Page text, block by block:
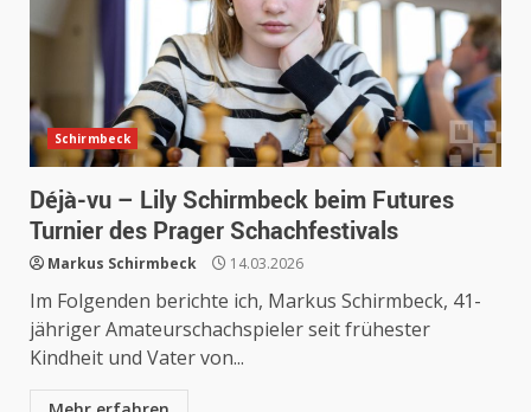
Schirmbeck
Déjà-vu – Lily Schirmbeck beim Futures
Turnier des Prager Schachfestivals
Markus Schirmbeck 14.03.2026
Im Folgenden berichte ich, Markus Schirmbeck, 41-
jähriger Amateurschachspieler seit frühester
Kindheit und Vater von...